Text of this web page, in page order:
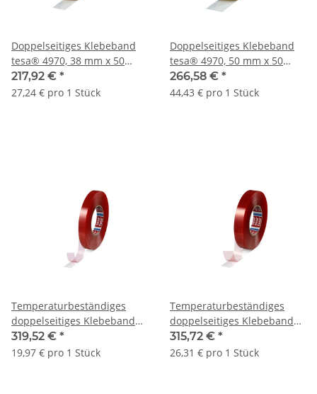
Doppelseitiges Klebeband
tesa® 4970, 38 mm x 50
lfm., 225 µ | 38 mm x 50
lfm. | VE = 8 Stk.
217,92 € *
27,24 € pro 1 Stück
Doppelseitiges Klebeband
tesa® 4970, 50 mm x 50
lfm., 225 µ | 50 mm x 50
lfm. | VE = 6 Stk.
266,58 € *
44,43 € pro 1 Stück
Temperaturbeständiges
doppelseitiges Klebeband
tesa® 4965, 205 μ | 19 mm x
50 lfm. | VE = 16 Stk.
319,52 € *
19,97 € pro 1 Stück
Temperaturbeständiges
doppelseitiges Klebeband
tesa® 4965, 205 μ | 25 mm x
50 lfm. | VE = 12 Stk.
315,72 € *
26,31 € pro 1 Stück